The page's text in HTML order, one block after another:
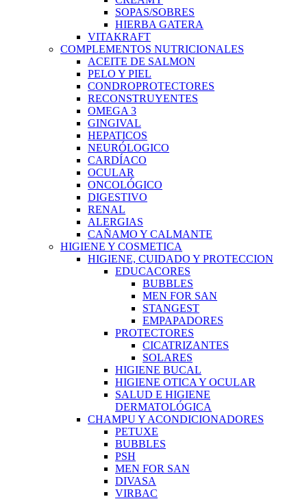
SOPAS/SOBRES
HIERBA GATERA
VITAKRAFT
COMPLEMENTOS NUTRICIONALES
ACEITE DE SALMON
PELO Y PIEL
CONDROPROTECTORES
RECONSTRUYENTES
OMEGA 3
GINGIVAL
HEPATICOS
NEURÓLOGICO
CARDÍACO
OCULAR
ONCOLÓGICO
DIGESTIVO
RENAL
ALERGIAS
CAÑAMO Y CALMANTE
HIGIENE Y COSMETICA
HIGIENE, CUIDADO Y PROTECCION
EDUCACORES
BUBBLES
MEN FOR SAN
STANGEST
EMPAPADORES
PROTECTORES
CICATRIZANTES
SOLARES
HIGIENE BUCAL
HIGIENE OTICA Y OCULAR
SALUD E HIGIENE
DERMATOLÓGICA
CHAMPU Y ACONDICIONADORES
PETUXE
BUBBLES
PSH
MEN FOR SAN
DIVASA
VIRBAC